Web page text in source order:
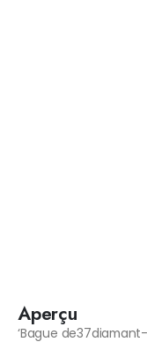
Aperçu
‘Bague